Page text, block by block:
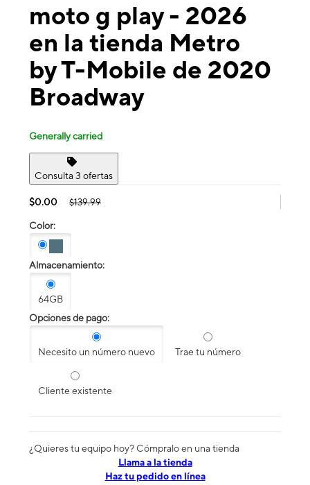
moto g play - 2026
en la tienda Metro
by T-Mobile de 2020
Broadway
Generally carried
Consulta 3 ofertas
$0.00 $139.99
Color:
Almacenamiento:
64GB
Opciones de pago:
Necesito un número nuevo Trae tu número
Cliente existente
¿Quieres tu equipo hoy? Cómpralo en una tienda
​​​​​​​Llama a la tienda
Haz tu pedido en línea